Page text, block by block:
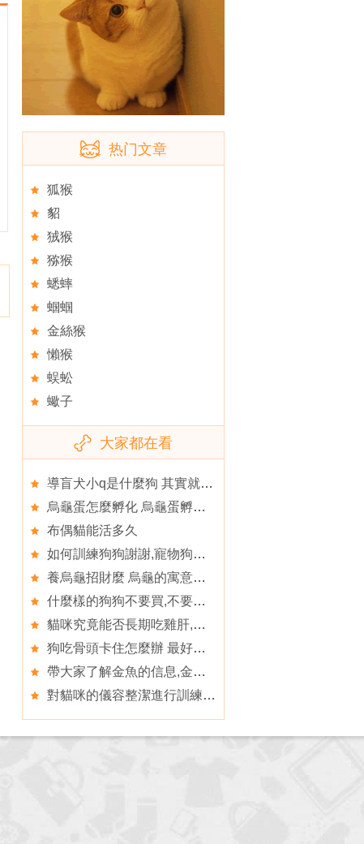
热门文章
狐猴
貂
狨猴
猕猴
蟋蟀
蝈蝈
金絲猴
懶猴
蜈蚣
蠍子
大家都在看
導盲犬小q是什麼狗 其實就是拉布拉多
烏龜蛋怎麼孵化 烏龜蛋孵化方法
布偶貓能活多久
如何訓練狗狗謝謝,寵物狗狗四種脫毛情況分析
養烏龜招財麼 烏龜的寓意就是招財納財
什麼樣的狗狗不要買,不要給狗吃什麼食物
貓咪究竟能否長期吃雞肝,貓咪長期食用雞肝好嗎
狗吃骨頭卡住怎麼辦 最好到醫院進行處理
帶大家了解金魚的信息,金魚魚缸怎麼投料
對貓咪的儀容整潔進行訓練,如何讓貓咪學會接食物